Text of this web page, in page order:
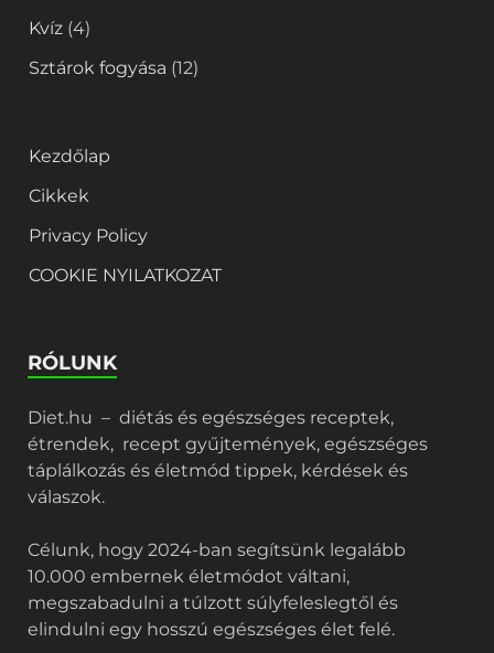
Kvíz (4)
Sztárok fogyása (12)
Kezdőlap
Cikkek
Privacy Policy
COOKIE NYILATKOZAT
RÓLUNK
Diet.hu – diétás és egészséges receptek,
étrendek, recept gyűjtemények, egészséges
táplálkozás és életmód tippek, kérdések és
válaszok.
Célunk, hogy 2024-ban segítsünk legalább
10.000 embernek életmódot váltani,
megszabadulni a túlzott súlyfeleslegtől és
elindulni egy hosszú egészséges élet felé.